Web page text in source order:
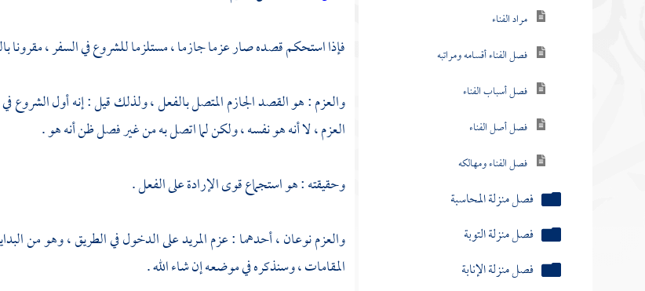
مراد الفناء
فصل الفناء أقسامه ومراتبه
فصل أسباب الفناء
فصل أصل الفناء
فصل الفناء ومهالكه
فصل منزلة المحاسبة
فصل منزلة التوبة
فصل منزلة الإنابة
فإذا استحكم قصده صار عزما جازما ، مستلزما للشروع في السفر ، مقرونا
والعزم : هو القصد الجازم المتصل بالفعل ، ولذلك قيل : إنه أول
العزم ، لا أنه هو نفسه ، ولكن لما اتصل به من غير فصل ظن أنه هو .
وحقيقته : هو استجماع قوى الإرادة على الفعل .
والعزم نوعان ، أحدهما : عزم المريد على الدخول في الطريق ، وهو من
المقامات ، وسنذكره في موضعه إن شاء الله .